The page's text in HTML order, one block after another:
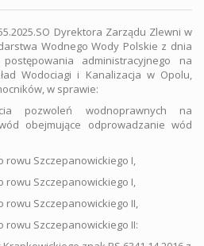
Dyrektora Zarządu Zlewni w
Wodnego Wody Polskie z dnia
administracyjnego na
Wodociagi i Kanalizacja w Opolu,
w sprawie:
pozwoleń wodnoprawnych na
obejmujące odprowadzanie wód
rowu Szczepanowickiego I,
rowu Szczepanowickiego I,
rowu Szczepanowickiego II,
rowu Szczepanowickiego II: